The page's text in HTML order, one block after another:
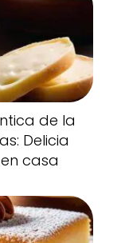
de la
Delicia
casa